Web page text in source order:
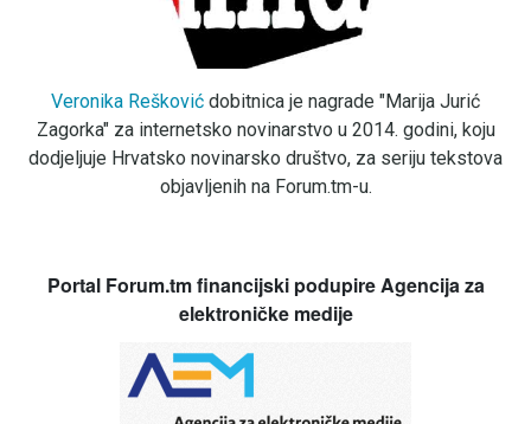
Veronika Rešković dobitnica je nagrade "Marija Jurić
Zagorka" za internetsko novinarstvo u 2014. godini, koju
dodjeljuje Hrvatsko novinarsko društvo, za seriju tekstova
objavljenih na Forum.tm-u.
Portal Forum.tm financijski podupire Agencija za
elektroničke medije